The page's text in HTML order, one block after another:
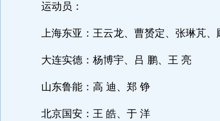
运动员：
上海东亚：王云龙、曹赟定、张琳芃、
大连实德：杨博宇、吕 鹏、王 亮
山东鲁能：高 迪、郑 铮
北京国安：王 皓、于 洋